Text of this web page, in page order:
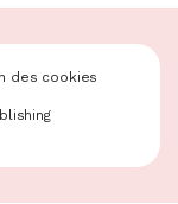
des cookies